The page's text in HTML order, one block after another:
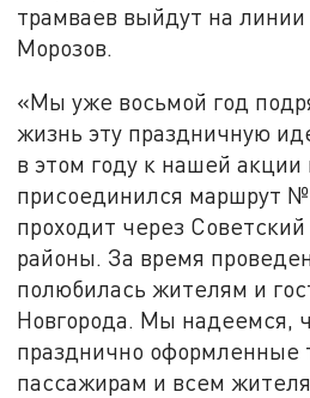
трамваев выйдут на
Морозов.
«Мы уже восьмой год
жизнь эту праздничную
в этом году к нашей
присоединился маршрут
проходит через
районы. За время
полюбилась жителям и
Новгорода. Мы надеемся,
празднично оформленные
пассажирам и всем